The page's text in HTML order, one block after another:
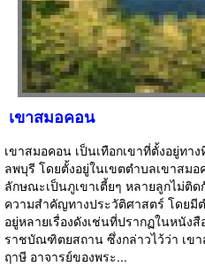
เขาสมอคอน
เขาสมอคอน เป็นเทือกเขาที่ตั้งอยู่ทา
ลพบุรี โดยตั้งอยู่ในเขตตำบลเขาสม
ลักษณะเป็นภูเขาเตี้ยๆ หลายลูกไม่ติด
ความสำคัญทางประวัติศาสตร์ โดยมี
อยู่หลายเรื่องดังเช่นที่ปรากฏในหนัง
ราชบัณฑิตยสถาน ซึ่งกล่าวไว้ว่า เข
ฤาษี อาจารย์ของพระ...